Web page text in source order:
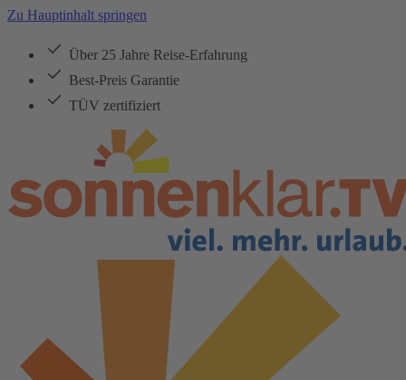
Zu Hauptinhalt springen
Über 25 Jahre Reise-Erfahrung
Best-Preis Garantie
TÜV zertifiziert